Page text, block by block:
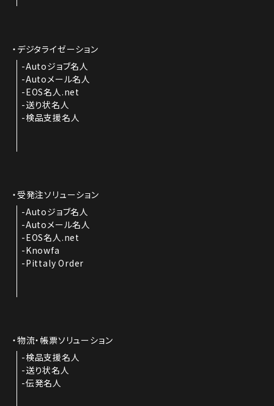
デジタライゼーション
Autoジョブ名人
Autoメール名人
EOS名人.net
送り状名人
検品支援名人
受発注ソリューション
Autoジョブ名人
Autoメール名人
EOS名人.net
Knowfa
Pittaly Order
物流・帳票ソリューション
検品支援名人
送り状名人
伝発名人